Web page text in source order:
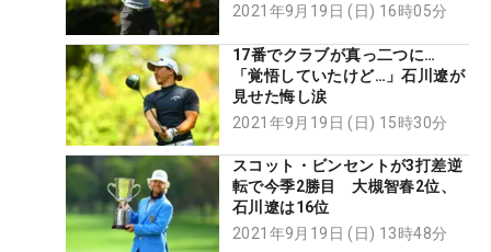
2021年9月19日 (日) 16時05分
17番でクラブが真っ二つに…
「覚悟していたけど…」石川遼が
見せた悔し涙
2021年9月19日 (日) 15時30分
スコット・ビンセントが3打差逆
転で今季2勝目 大槻智春2位、
石川遼は16位
2021年9月19日 (日) 13時48分